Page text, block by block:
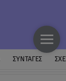
ΣΥΝΤΑΓΕΣ